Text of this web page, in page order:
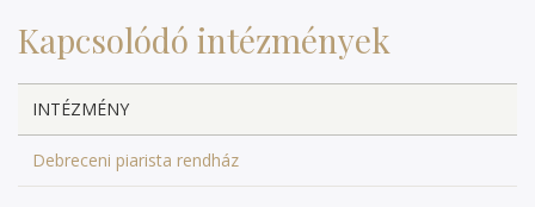
Kapcsolódó intézmények
INTÉZMÉNY
Debreceni piarista rendház